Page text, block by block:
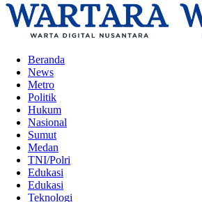
Beranda
News
Metro
Politik
Hukum
Nasional
Sumut
Medan
TNI/Polri
Edukasi
Edukasi
Teknologi